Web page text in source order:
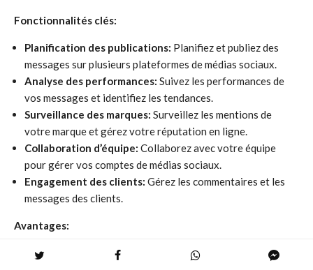
Fonctionnalités clés:
Planification des publications: Planifiez et publiez des
messages sur plusieurs plateformes de médias sociaux.
Analyse des performances: Suivez les performances de
vos messages et identifiez les tendances.
Surveillance des marques: Surveillez les mentions de
votre marque et gérez votre réputation en ligne.
Collaboration d’équipe: Collaborez avec votre équipe
pour gérer vos comptes de médias sociaux.
Engagement des clients: Gérez les commentaires et les
messages des clients.
Avantages:
Interface conviviale:
Hootsuite est une plateforme facile